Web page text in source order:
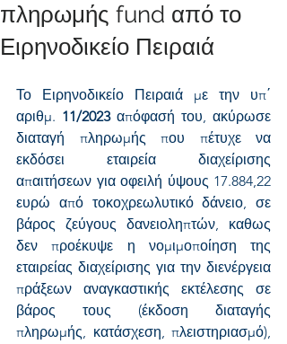
πληρωμής fund από το
Ειρηνοδικείο Πειραιά
Το Ειρηνοδικείο Πειραιά με την υπ΄
αριθμ. 11/2023 απόφασή του, ακύρωσε
διαταγή πληρωμής που πέτυχε να
εκδόσει εταιρεία διαχείρισης
απαιτήσεων για οφειλή ύψους 17.884,22
ευρώ από τοκοχρεωλυτικό δάνειο, σε
βάρος ζεύγους δανειοληπτών, καθως
δεν προέκυψε η νομιμοποίηση της
εταιρείας διαχείρισης για την διενέργεια
πράξεων αναγκαστικής εκτέλεσης σε
βάρος τους (έκδοση διαταγής
πληρωμής, κατάσχεση, πλειστηριασμό),